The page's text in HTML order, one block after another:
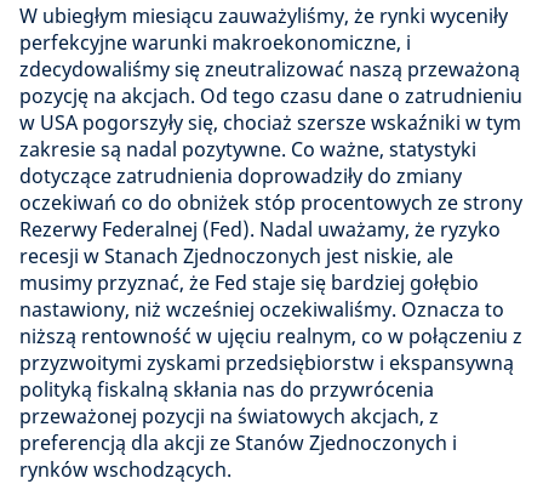
W ubiegłym miesiącu zauważyliśmy, że rynki wyceniły
perfekcyjne warunki makroekonomiczne, i
zdecydowaliśmy się zneutralizować naszą przeważoną
pozycję na akcjach. Od tego czasu dane o zatrudnieniu
w USA pogorszyły się, chociaż szersze wskaźniki w tym
zakresie są nadal pozytywne. Co ważne, statystyki
dotyczące zatrudnienia doprowadziły do zmiany
oczekiwań co do obniżek stóp procentowych ze strony
Rezerwy Federalnej (Fed). Nadal uważamy, że ryzyko
recesji w Stanach Zjednoczonych jest niskie, ale
musimy przyznać, że Fed staje się bardziej gołębio
nastawiony, niż wcześniej oczekiwaliśmy. Oznacza to
niższą rentowność w ujęciu realnym, co w połączeniu z
przyzwoitymi zyskami przedsiębiorstw i ekspansywną
polityką fiskalną skłania nas do przywrócenia
przeważonej pozycji na światowych akcjach, z
preferencją dla akcji ze Stanów Zjednoczonych i
rynków wschodzących.